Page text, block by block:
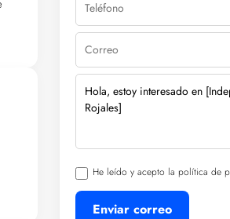
a
He leído y acepto la política de
Enviar correo